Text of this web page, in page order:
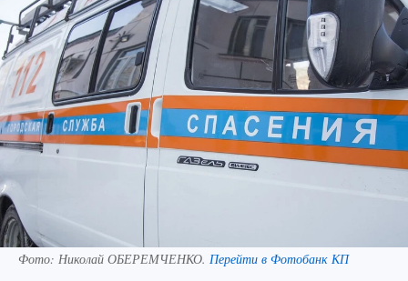
Фото: Николай ОБЕРЕМЧЕНКО. Перейти в Фотобанк КП